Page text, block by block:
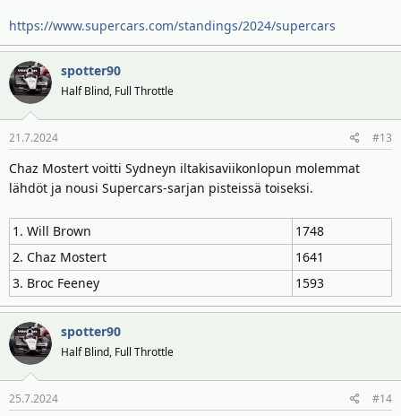
https://www.supercars.com/standings/2024/supercars
spotter90
Half Blind, Full Throttle
21.7.2024 #13
Chaz Mostert voitti Sydneyn iltakisaviikonlopun molemmat
lähdöt ja nousi Supercars-sarjan pisteissä toiseksi.
1. Will Brown
1748
2. Chaz Mostert
1641
3. Broc Feeney
1593
spotter90
Half Blind, Full Throttle
25.7.2024 #14